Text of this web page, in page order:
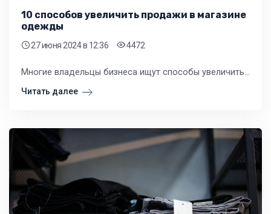
10 способов увеличить продажи в магазине
одежды
27 июня 2024в 12:36 4472
Многие владельцы бизнеса ищут способы увеличить продажи в магазинах одежды. Это важно как для тех, кто уже имеет опыт в этой сфере, так и для новичков.
Читать далее